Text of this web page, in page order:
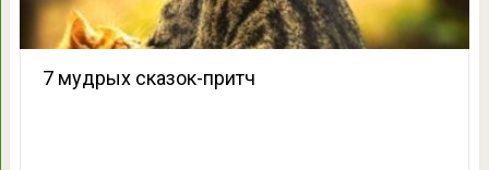
7 мудрых сказок-притч